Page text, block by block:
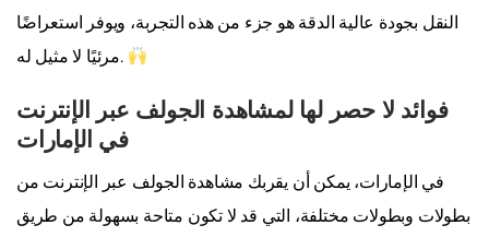
النقل بجودة عالية الدقة هو جزء من هذه التجربة، ويوفر استعراضًا
مرئيًا لا مثيل له.
فوائد لا حصر لها لمشاهدة الجولف عبر الإنترنت
في الإمارات
في الإمارات، يمكن أن يقربك مشاهدة الجولف عبر الإنترنت من
بطولات وبطولات مختلفة، التي قد لا تكون متاحة بسهولة من طريق